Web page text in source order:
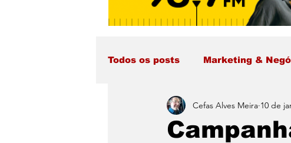
Todos os posts Marketing &
Cefas Alves Meira 10 de